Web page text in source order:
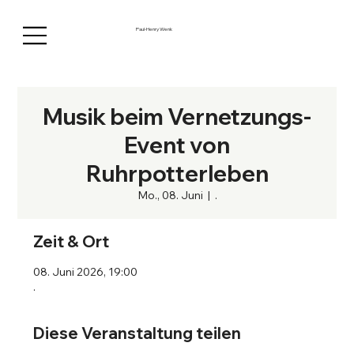
Paul-Henry Wenk
Musik beim Vernetzungs-
Event von
Ruhrpotterleben
Mo., 08. Juni
  |
.
Zeit & Ort
08. Juni 2026, 19:00
.
Diese Veranstaltung teilen